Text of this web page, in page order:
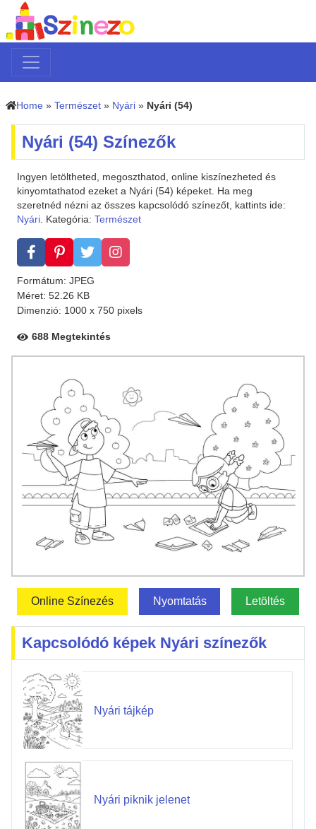
Home » Természet » Nyári » Nyári (54)
Nyári (54) Színezők
Ingyen letöltheted, megoszthatod, online kiszínezheted és
kinyomtathatod ezeket a Nyári (54) képeket. Ha meg
szeretnéd nézni az összes kapcsolódó színezőt, kattints ide:
Nyári. Kategória: Természet
Formátum: JPEG
Méret: 52.26 KB
Dimenzió: 1000 x 750 pixels
688 Megtekintés
Online Színezés Nyomtatás Letöltés
Kapcsolódó képek Nyári színezők
Nyári tájkép
Nyári piknik jelenet